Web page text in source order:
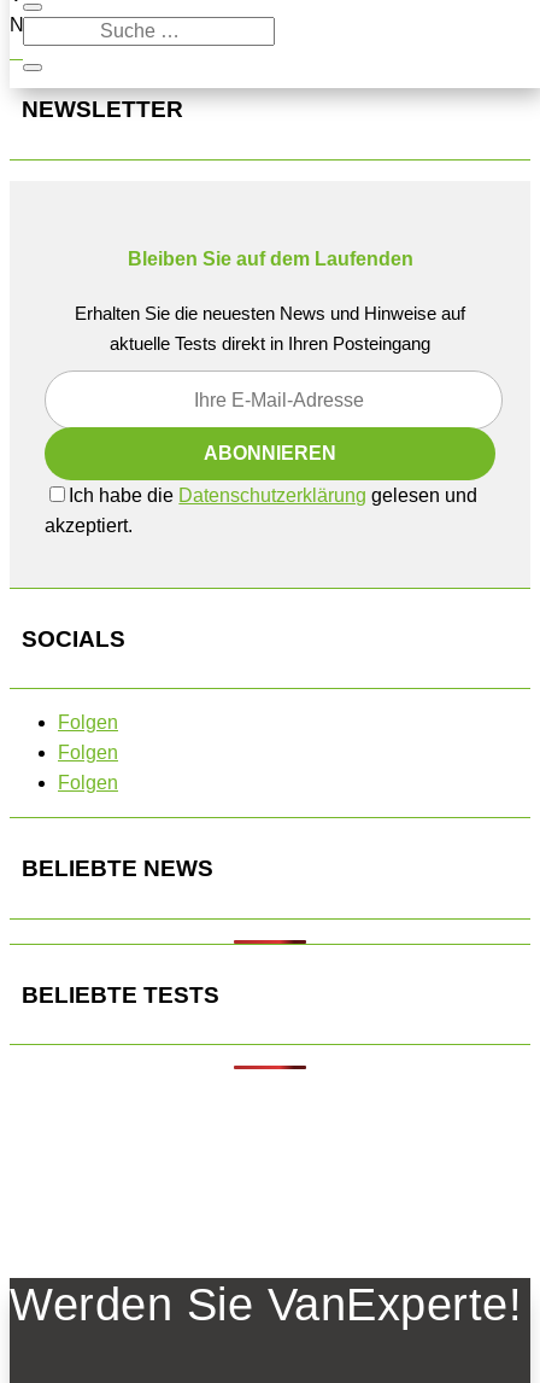
Navigation oben, um den Beitrag zu finden.
NEWSLETTER
Bleiben Sie auf dem Laufenden
Erhalten Sie die neuesten News und Hinweise auf
aktuelle Tests direkt in Ihren Posteingang
Ich habe die Datenschutzerklärung gelesen und
akzeptiert.
SOCIALS
Folgen
Folgen
Folgen
BELIEBTE NEWS
BELIEBTE TESTS
Werden Sie VanExperte!